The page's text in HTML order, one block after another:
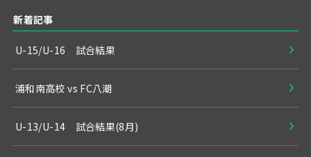
新着記事
U-15/U-16 試合結果
浦和南高校 vs FC八潮
U-13/U-14 試合結果(8月)